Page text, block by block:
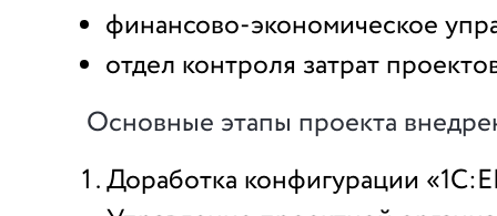
финансово-экономическое
отдел контроля затрат
Основные этапы проекта
Доработка конфигурации